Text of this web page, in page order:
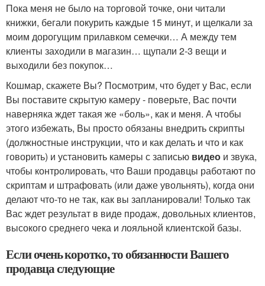
Пока меня не было на торговой точке, они читали
книжки, бегали покурить каждые 15 минут, и щелкали за
моим дорогущим прилавком семечки… А между тем
клиенты заходили в магазин… щупали 2-3 вещи и
выходили без покупок…
Кошмар, скажете Вы? Посмотрим, что будет у Вас, если
Вы поставите скрытую камеру - поверьте, Вас почти
наверняка ждет такая же «боль», как и меня. А чтобы
этого избежать, Вы просто обязаны внедрить скрипты
(должностные инструкции, что и как делать и что и как
говорить) и установить камеры с записью видео и звука,
чтобы контролировать, что Ваши продавцы работают по
скриптам и штрафовать (или даже увольнять), когда они
делают что-то не так, как вы запланировали! Только так
Вас ждет результат в виде продаж, довольных клиентов,
высокого среднего чека и лояльной клиентской базы.
Если очень коротко, то обязанности Вашего
продавца следующие